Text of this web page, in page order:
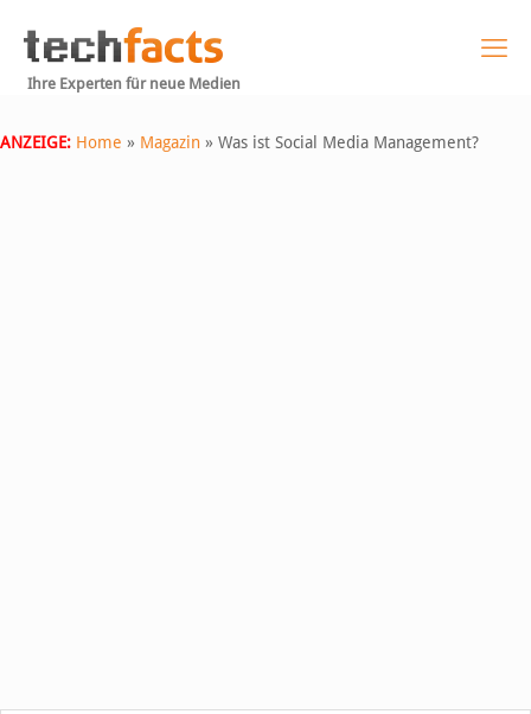
Ihre Experten für neue Medien
ANZEIGE: Home » Magazin » Was ist Social Media Management?